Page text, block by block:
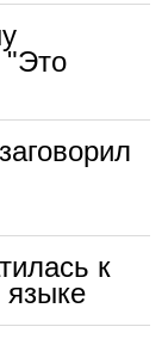
"Это
к
языке